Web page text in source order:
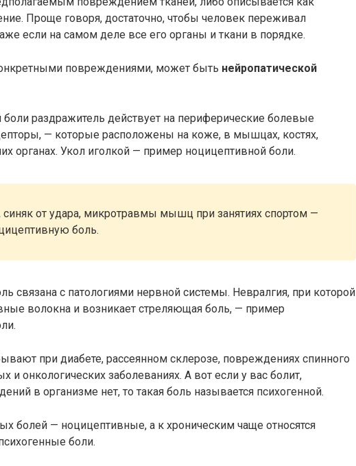
Проще говоря, достаточно, чтобы человек переживал
если на самом деле все его органы и ткани в порядке.
повреждениями, может быть нейропатической
раздражитель действует на периферические болевые
— которые расположены на коже, в мышцах, костях,
органах. Укол иголкой — пример ноцицептивной боли.
от удара, микротравмы мышц при занятиях спортом —
боль.
связана с патологиями нервной системы. Невралгия, при которой
волокна и возникает стреляющая боль, — пример
при диабете, рассеянном склерозе, повреждениях спинного
и онкологических заболеваниях. А вот если у вас болит,
в организме нет, то такая боль называется психогенной.
болей — ноцицептивные, а к хроническим чаще относятся
боли.